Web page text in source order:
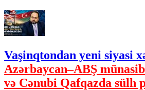
Vaşinqtondan yeni siyasi
Azərbaycan–ABŞ
və Cənubi Qafqazda sülh